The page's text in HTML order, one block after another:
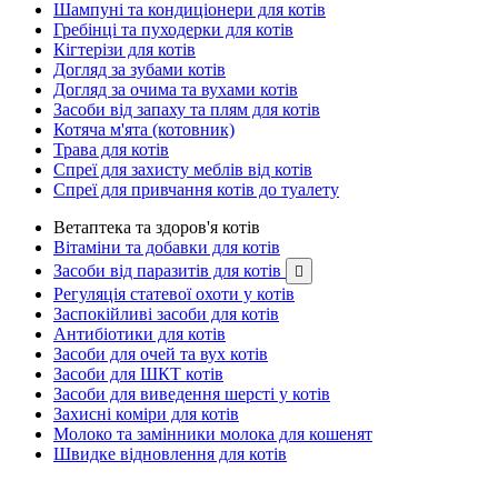
Шампуні та кондиціонери для котів
Гребінці та пуходерки для котів
Кігтерізи для котів
Догляд за зубами котів
Догляд за очима та вухами котів
Засоби від запаху та плям для котів
Котяча м'ята (котовник)
Трава для котів
Спреї для захисту меблів від котів
Спреї для привчання котів до туалету
Ветаптека та здоров'я котів
Вітаміни та добавки для котів
Засоби від паразитів для котів

Регуляція статевої охоти у котів
Заспокійливі засоби для котів
Антибіотики для котів
Засоби для очей та вух котів
Засоби для ШКТ котів
Засоби для виведення шерсті у котів
Захисні коміри для котів
Молоко та замінники молока для кошенят
Швидке відновлення для котів